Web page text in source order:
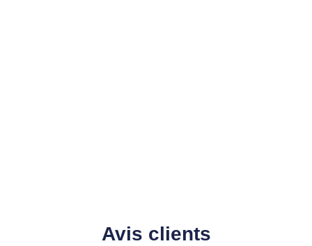
Avis clients